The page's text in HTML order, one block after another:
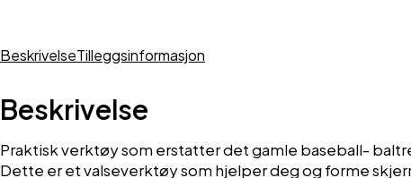
BeskrivelseTilleggsinformasjon
Beskrivelse
Praktisk verktøy som erstatter det gamle baseball-
Dette er et valseverktøy som hjelper deg og forme